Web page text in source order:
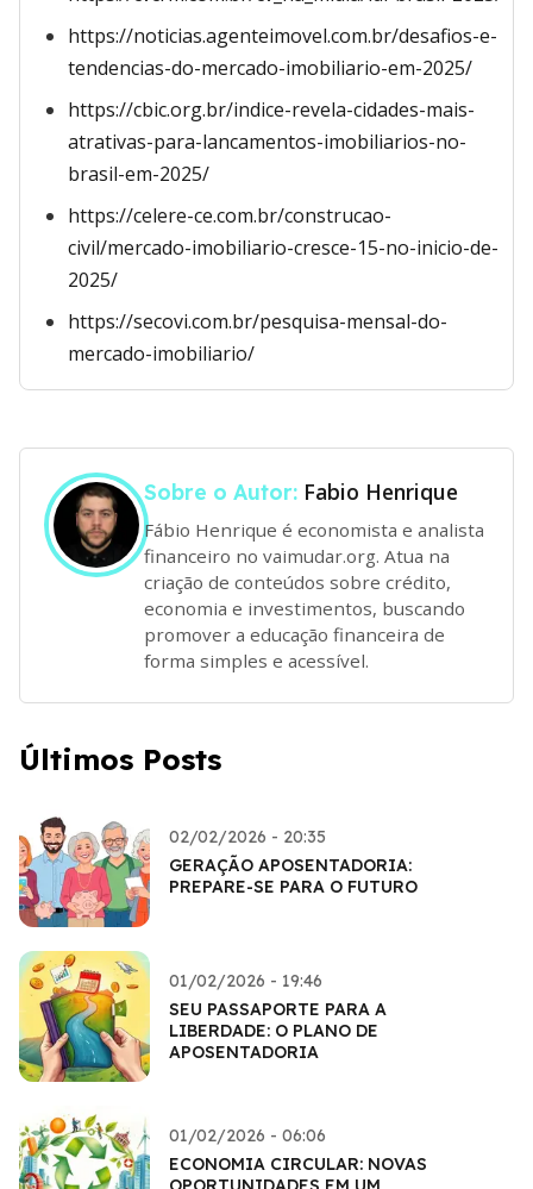
https://noticias.agenteimovel.com.br/desafios-e-
tendencias-do-mercado-imobiliario-em-2025/
https://cbic.org.br/indice-revela-cidades-mais-
atrativas-para-lancamentos-imobiliarios-no-
brasil-em-2025/
https://celere-ce.com.br/construcao-
civil/mercado-imobiliario-cresce-15-no-inicio-de-
2025/
https://secovi.com.br/pesquisa-mensal-do-
mercado-imobiliario/
Sobre o Autor: Fabio Henrique
Fábio Henrique é economista e analista
financeiro no vaimudar.org. Atua na
criação de conteúdos sobre crédito,
economia e investimentos, buscando
promover a educação financeira de
forma simples e acessível.
Últimos Posts
02/02/2026 - 20:35
GERAÇÃO APOSENTADORIA:
PREPARE-SE PARA O FUTURO
01/02/2026 - 19:46
SEU PASSAPORTE PARA A
LIBERDADE: O PLANO DE
APOSENTADORIA
01/02/2026 - 06:06
ECONOMIA CIRCULAR: NOVAS